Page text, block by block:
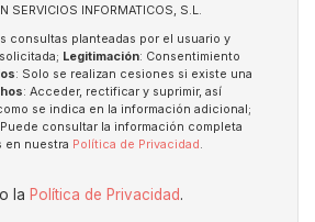
SERVICIOS INFORMATICOS, S.L.
consultas planteadas por el usuario y
Legitimación: Consentimiento
: Solo se realizan cesiones si existe una
: Acceder, rectificar y suprimir, así
se indica en la información adicional;
consultar la información completa
en nuestra Política de Privacidad .
la Política de Privacidad.